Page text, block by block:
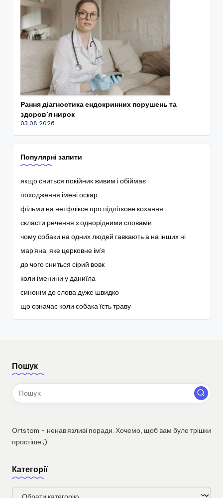
Рання діагностика ендокринних порушень та
здоров’я нирок
03.08.2026
Популярні запити
якщо сниться покійник живим і обіймає
походження імені оскар
фільми на нетфліксе про підліткове кохання
скласти речення з однорідними словами
чому собаки на одних людей гавкають а на інших ні
мар'яна: яке церковне ім'я
до чого сниться сірий вовк
коли іменини у даниїла
синонім до слова дуже швидко
що означає коли собака їсть траву
Пошук
Ortstom - ненав'язливі поради. Хочемо, щоб вам було трішки
простіше ;)
Категорії
Категорії